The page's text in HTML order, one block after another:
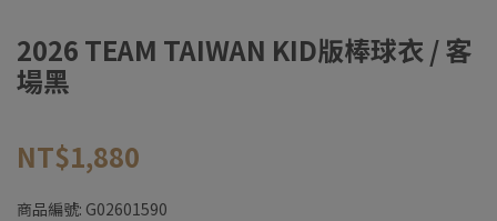
2026 TEAM TAIWAN KID版棒球衣 / 客
場黑
NT$1,880
商品編號: G02601590